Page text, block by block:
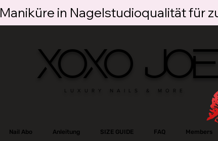
Maniküre in Nagelstudioqualität für
XOXO JOE
LUXURY NAILS & MORE
Nail Abo Anleitung SIZE GUIDE FAQ Members